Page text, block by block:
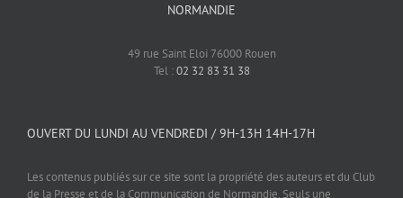
NORMANDIE
49 rue Saint Eloi 76000 Rouen
Tel :02 32 83 31 38
OUVERT DU LUNDI AU VENDREDI / 9H-13H 14H-17H
Les contenus publiés sur ce site sont la propriété des auteurs et du Club
de la Presse et de la Communication de Normandie. Seuls une